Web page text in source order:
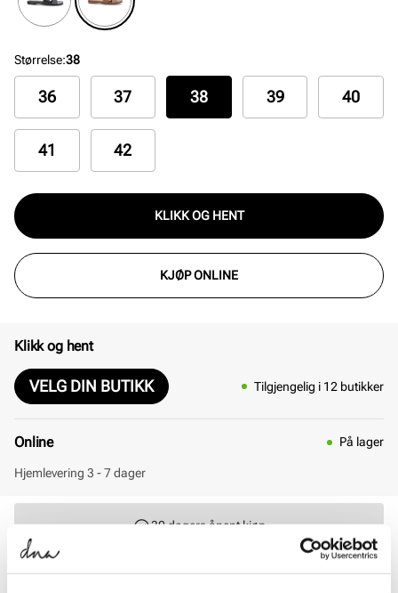
Størrelse:38
36 37 38 39 40
41 42
KLIKK OG HENT
KJØP ONLINE
Klikk og hent
VELG DIN BUTIKK Tilgjengelig i 12 butikker
Online På lager
Hjemlevering 3 - 7 dager
30 dagers åpent kjøp